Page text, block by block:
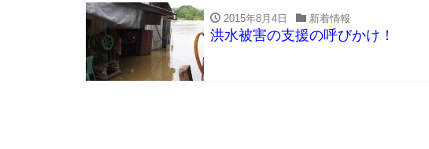
2015年8月4日 新着情報
洪水被害の支援の呼びかけ！